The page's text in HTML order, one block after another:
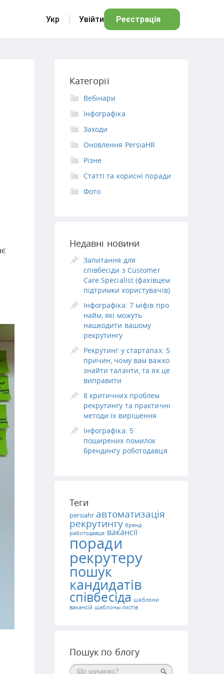
Укр Увійти Реєстрація
Категорії
Вебінари
Інфографіка
Заходи
Оновлення PersiaHR
Різне
Статті та корисні поради
Фото
Недавні новини
Запитання для
співбесіди з Customer
Care Specialist (фахівцем
підтримки користувачів)
Інфографіка: 7 міфів про
найм, які можуть
нашкодити вашому
рекрутингу
Рекрутинг у стартапах: 5
причин, чому вам важко
знайти таланти, та як це
виправити
8 критичних проблем
рекрутингу та практичні
методи їх вирішення
Інфографіка: 5
поширених помилок
брендингу роботодавця
Теги
persiahr автоматизація
рекрутингу бренд
работодавця вакансії
поради
рекрутеру
пошук
кандидатів
співбесіда шаблони
вакансій шаблоны листів
Пошук по блогу
Поиск